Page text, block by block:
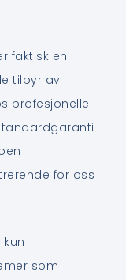
faktisk en
tilbyr av
profesjonelle
for oss
som